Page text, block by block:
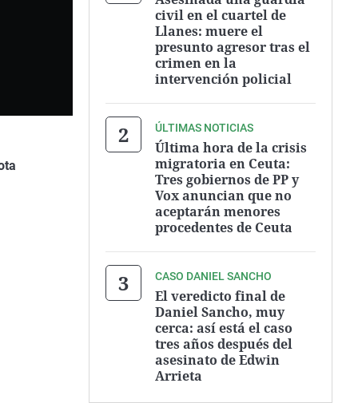
civil en el cuartel de
Llanes: muere el
presunto agresor tras el
crimen en la
intervención policial
ÚLTIMAS NOTICIAS
Última hora de la crisis
migratoria en Ceuta:
Tres gobiernos de PP y
Vox anuncian que no
aceptarán menores
procedentes de Ceuta
CASO DANIEL SANCHO
El veredicto final de
Daniel Sancho, muy
cerca: así está el caso
tres años después del
asesinato de Edwin
Arrieta